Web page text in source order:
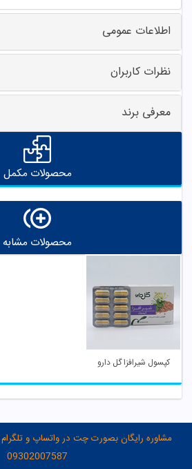
اطلاعات عمومی
نظرات کاربران
معرفی برند
محصولات مکمل
محصولات مشابه
کپسول شیرافزا گل دارو
09302007587